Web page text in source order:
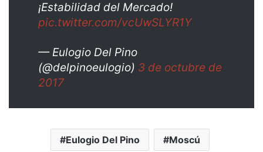
¡Estabilidad del Mercado!
pic.twitter.com/vcUwSLYR1Y
— Eulogio Del Pino
(@delpinoeulogio) 3 de octubre de
2017
Eulogio Del Pino Moscú